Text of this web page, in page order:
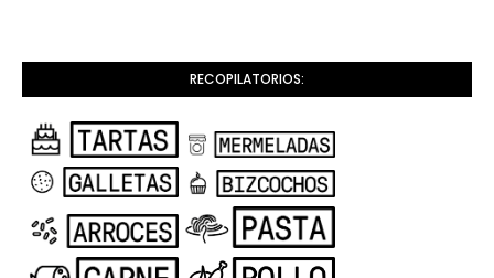
RECOPILATORIOS: